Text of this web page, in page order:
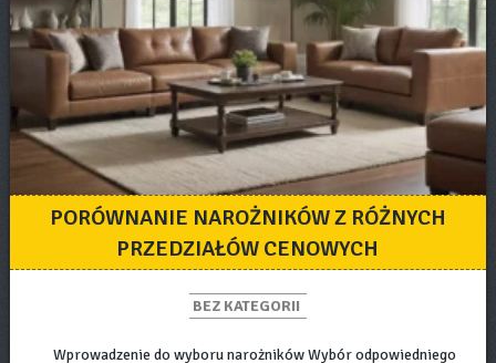
PORÓWNANIE NAROŻNIKÓW Z RÓŻNYCH
PRZEDZIAŁÓW CENOWYCH
BEZ KATEGORII
Wprowadzenie do wyboru narożników Wybór odpowiedniego